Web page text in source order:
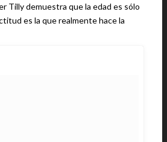
Tilly demuestra que la edad es sólo
es la que realmente hace la